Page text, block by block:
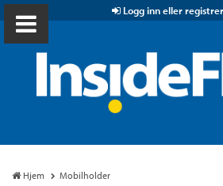
Logg inn eller
Hjem Mobilholder